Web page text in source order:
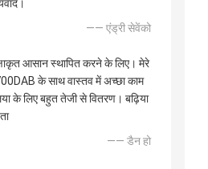
—— एंड्री सेवेंको
आसान स्थापित करने के लिए। मेरे
के साथ वास्तव में अच्छा काम
के लिए बहुत तेजी से वितरण। बढ़िया
—— डैन हो